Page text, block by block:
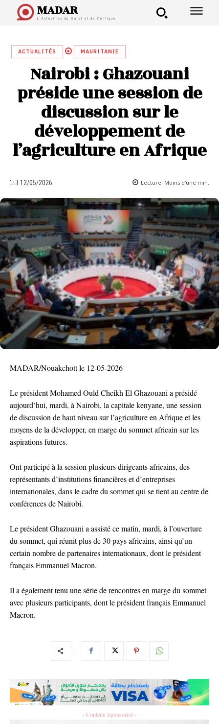
MADAR
L'Actualités du Sahel et de l'Afrique
ACTUALITÉS MAURITANIE
Nairobi : Ghazouani
préside une session de
discussion sur le
développement de
l’agriculture en Afrique
12/05/2026 Lecture: Moins d'une min.
MADAR/Nouakchott le 12-05-2026
Le président Mohamed Ould Cheikh El Ghazouani a présidé
aujourd’hui, mardi, à Nairobi, la capitale kenyane, une session
de discussion de haut niveau sur l’agriculture en Afrique et les
moyens de la développer, en marge du sommet africain sur les
aspirations futures.
Ont participé à la session plusieurs dirigeants africains, des
représentants d’institutions financières et d’entreprises
internationales, dans le cadre du sommet qui se tient au centre de
conférences de Nairobi.
Le président Ghazouani a assisté ce matin, mardi, à l’ouverture
du sommet, qui réunit plus de 30 pays africains, ainsi qu’un
certain nombre de partenaires internationaux, dont le président
français Emmanuel Macron.
Il a également tenu une série de rencontres en marge du sommet
avec plusieurs participants, dont le président français Emmanuel
Macron.
- Contenu Sponsorisé -